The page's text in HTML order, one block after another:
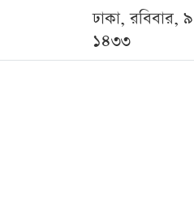
ঢাকা, রবিবার,
১৪৩৩